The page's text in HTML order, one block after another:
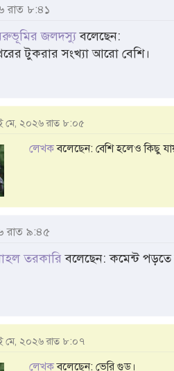
রাত ৮:৪১
জলদস্যুবলেছেন:
টুকরার সংখ্যা আরো বেশি।
মে, ২০২৬ রাত ৮:০৫
লেখকবলেছেন: বেশি হলেও কিছু
রাত ৯:৪৫
তরকারি বলেছেন: কমেন্ট
মে, ২০২৬ রাত ৮:০৭
লেখকবলেছেন: ভেরি গুড।